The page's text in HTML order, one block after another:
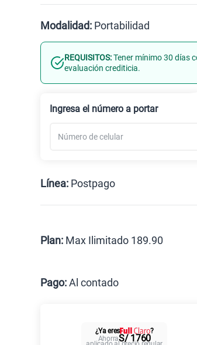
Modalidad: Portabilidad
Línea Nueva
REQUISITOS:Tener mínimo 30 días
evaluación crediticia.
Ingresa el número a portar
Línea: Postpago
Plan: Max Ilimitado 189.90
Pago:Al contado
¿Ya eres
?
AhorraS/ 1760